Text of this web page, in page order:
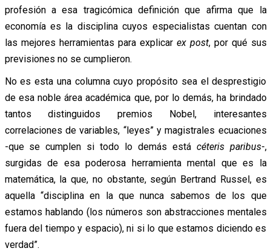
profesión a esa tragicómica definición que afirma que la
economía es la disciplina cuyos especialistas cuentan con
las mejores herramientas para explicar ex post, por qué sus
previsiones no se cumplieron.
No es esta una columna cuyo propósito sea el desprestigio
de esa noble área académica que, por lo demás, ha brindado
tantos distinguidos premios Nobel, interesantes
correlaciones de variables, “leyes” y magistrales ecuaciones
-que se cumplen si todo lo demás está céteris paribus-,
surgidas de esa poderosa herramienta mental que es la
matemática, la que, no obstante, según Bertrand Russel, es
aquella “disciplina en la que nunca sabemos de los que
estamos hablando (los números son abstracciones mentales
fuera del tiempo y espacio), ni si lo que estamos diciendo es
verdad”.